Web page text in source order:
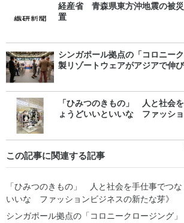
経産省 青森県東方沖地震の被
置
シンガポール拠点の「コロニー
製リゾートウェアがアジアで伸
「ひみつのきもの」 人と社会
ょうどいいといいな ファッシ
この記事に関連する記事
「ひみつのきもの」 人と社会を手仕事でつな
いいな ファッションビジネスの新たな芽》
シンガポール拠点の「コロニークロージング